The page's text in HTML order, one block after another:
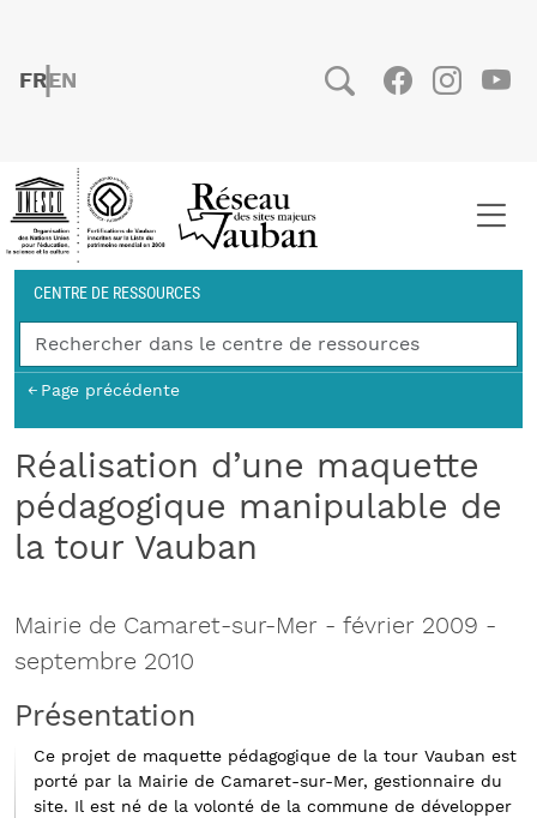
FRENCH
ENGLISH
Social
Fil d'Ariane
CENTRE DE RESSOURCES
Page précédente
Réalisation d’une maquette
pédagogique manipulable de
la tour Vauban
Mairie de Camaret-sur-Mer - février 2009 -
septembre 2010
Présentation
Ce projet de maquette pédagogique de la tour Vauban est
porté par la Mairie de Camaret-sur-Mer, gestionnaire du
site. Il est né de la volonté de la commune de développer